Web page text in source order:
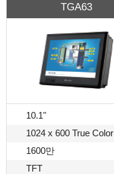
TGA63
10.1"
1024 x 600 True Color
1600만
TFT